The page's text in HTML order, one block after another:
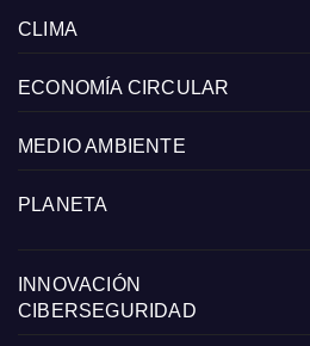
CLIMA
ECONOMÍA CIRCULAR
MEDIO AMBIENTE
PLANETA
INNOVACIÓN
CIBERSEGURIDAD